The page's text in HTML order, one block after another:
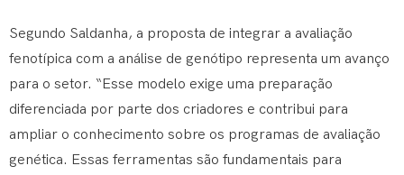
Segundo Saldanha, a proposta de integrar a avaliação
fenotípica com a análise de genótipo representa um avanço
para o setor. “Esse modelo exige uma preparação
diferenciada por parte dos criadores e contribui para
ampliar o conhecimento sobre os programas de avaliação
genética. Essas ferramentas são fundamentais para